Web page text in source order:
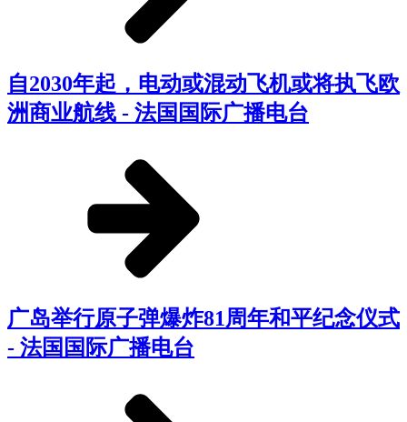
自2030年起，电动或混动飞机或将执飞欧
洲商业航线 - 法国国际广播电台
广岛举行原子弹爆炸81周年和平纪念仪式
- 法国国际广播电台